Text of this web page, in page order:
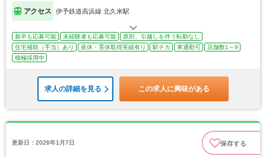
アクセス 伊予鉄道高浜線 北久米駅
新卒も応募可能 未経験者も応募可能
原則、引越しを伴う転勤なし
住宅補助（手当）あり
産休・育休取得実績有り 駅チカ 車通勤可
店舗数1～9
積極採用中
求人の詳細を見る この求人に興味がある
更新日：2026年1月7日 保存する